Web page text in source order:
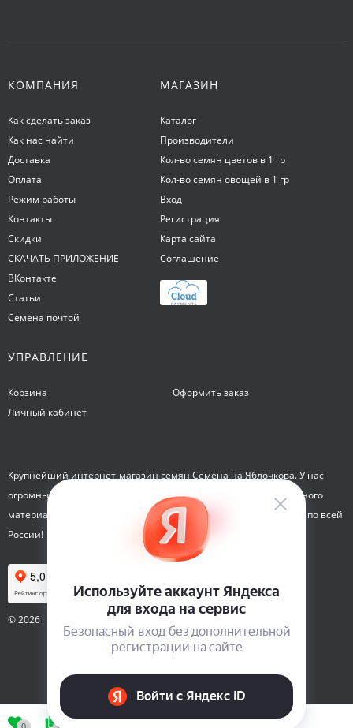
КОМПАНИЯ
Как сделать заказ
Как нас найти
Доставка
Оплата
Режим работы
Контакты
Скидки
СКАЧАТЬ ПРИЛОЖЕНИЕ
ВКонтакте
Статьи
Семена почтой
МАГАЗИН
Каталог
Производители
Кол-во семян цветов в 1 гр
Кол-во семян овощей в 1 гр
Вход
Регистрация
Карта сайта
Соглашение
УПРАВЛЕНИЕ
Корзина
Личный кабинет
Оформить заказ
Крупнейший интернет-магазин семян Семена на Яблочкова. У нас
огромный каталог семян, растений, луковиц цветов и посадочного
материала. Здесь вы можете купить семена почтой и курьером по всей
России!
© 2026